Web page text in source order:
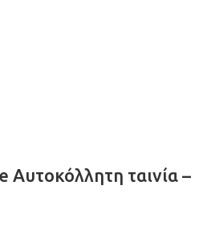
Αυτοκόλλητη ταινία –